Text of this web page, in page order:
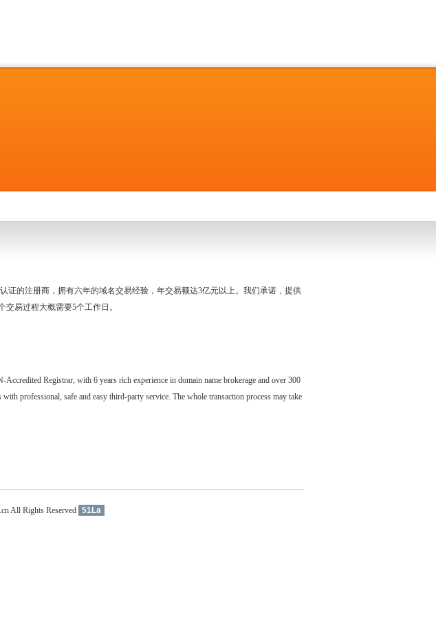
证的注册商，拥有六年的域名交易经验，年交易额达3亿元以上。我们承诺，提供
易过程大概需要5个工作日。
Registrar, with 6 years rich experience in domain name brokerage and over 300
professional, safe and easy third-party service. The whole transaction process may take
All Rights Reserved 51La